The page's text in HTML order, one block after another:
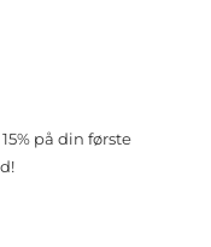
på din første